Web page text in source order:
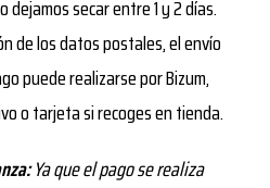
dejamos secar entre 1 y 2 días.
de los datos postales, el envío
puede realizarse por Bizum,
o tarjeta si recoges en tienda.
Ya que el pago se realiza